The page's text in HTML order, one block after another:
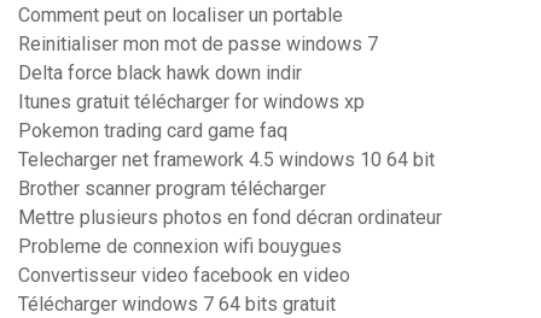
Comment peut on localiser un portable
Reinitialiser mon mot de passe windows 7
Delta force black hawk down indir
Itunes gratuit télécharger for windows xp
Pokemon trading card game faq
Telecharger net framework 4.5 windows 10 64 bit
Brother scanner program télécharger
Mettre plusieurs photos en fond décran ordinateur
Probleme de connexion wifi bouygues
Convertisseur video facebook en video
Télécharger windows 7 64 bits gratuit